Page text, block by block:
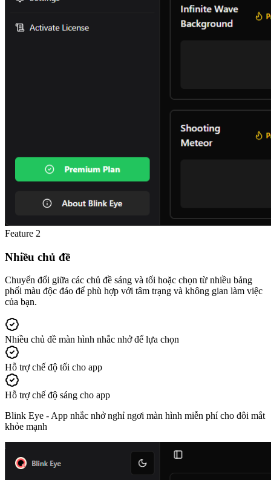
Feature 2
Nhiều chủ đề
Chuyển đổi giữa các chủ đề sáng và tối hoặc chọn từ nhiều bảng
phối màu độc đáo để phù hợp với tâm trạng và không gian làm việc
của bạn.
Nhiều chủ đề màn hình nhắc nhở để lựa chọn
Hỗ trợ chế độ tối cho app
Hỗ trợ chế độ sáng cho app
Blink Eye -App nhắc nhở nghỉ ngơi màn hình miễn phí cho đôi mắt
khỏe mạnh